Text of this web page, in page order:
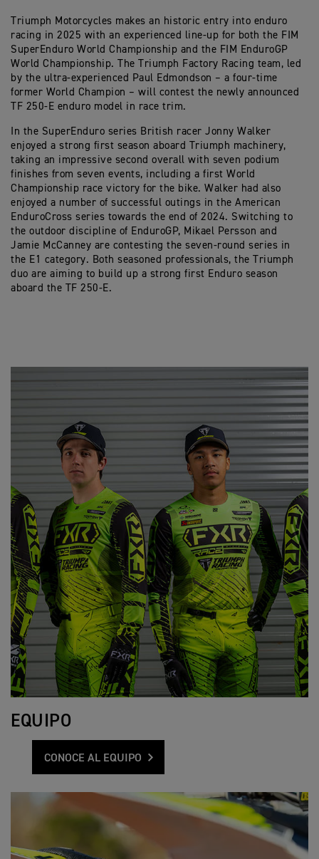
Triumph Motorcycles makes an historic entry into enduro
racing in 2025 with an experienced line-up for both the FIM
SuperEnduro World Championship and the FIM EnduroGP
World Championship. The Triumph Factory Racing team, led
by the ultra-experienced Paul Edmondson – a four-time
former World Champion – will contest the newly announced
TF 250-E enduro model in race trim.
In the SuperEnduro series British racer Jonny Walker
enjoyed a strong first season aboard Triumph machinery,
taking an impressive second overall with seven podium
finishes from seven events, including a first World
Championship race victory for the bike. Walker had also
enjoyed a number of successful outings in the American
EnduroCross series towards the end of 2024. Switching to
the outdoor discipline of EnduroGP, Mikael Persson and
Jamie McCanney are contesting the seven-round series in
the E1 category. Both seasoned professionals, the Triumph
duo are aiming to build up a strong first Enduro season
aboard the TF 250-E.
EQUIPO
CONOCE AL EQUIPO